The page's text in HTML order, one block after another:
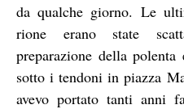
da qualche giorno. Le
rione erano state
preparazione della
sotto i tendoni in piazza
avevo portato tanti anni